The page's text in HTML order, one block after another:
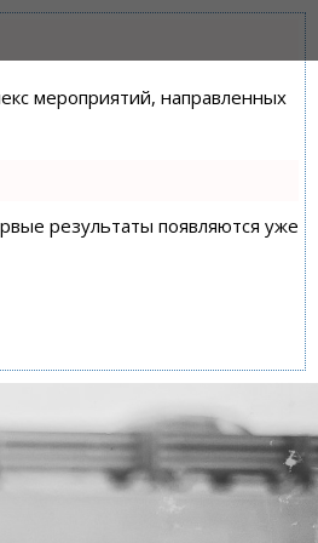
мероприятий, направленных
результаты появляются уже